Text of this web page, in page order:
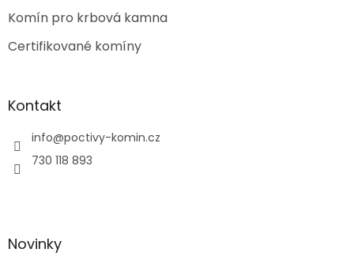
Komín pro krbová kamna
Certifikované komíny
Kontakt
info@poctivy-komin.cz
730 118 893
Novinky